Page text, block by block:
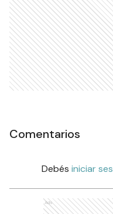
Comentarios
Debés iniciar
Ads